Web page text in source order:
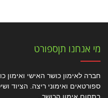
מי אנחנו תןספורט
חברה לאימון כושר האישי ואימון
ספורטאים ואימוני ריצה. הציוד